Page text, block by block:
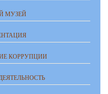
МУЗЕЙ
КОРРУПЦИИ